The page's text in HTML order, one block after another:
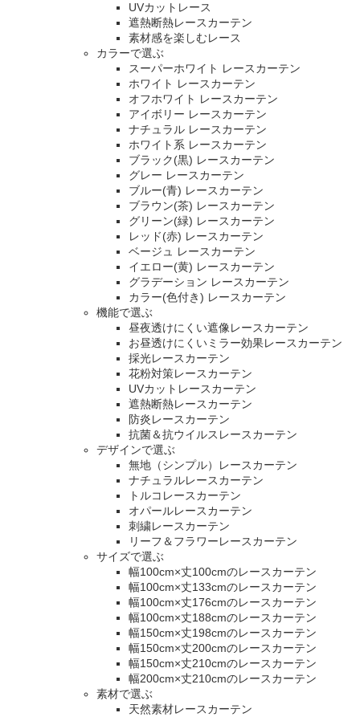
UVカットレース
遮熱断熱レースカーテン
素材感を楽しむレース
カラーで選ぶ
スーパーホワイト レースカーテン
ホワイト レースカーテン
オフホワイト レースカーテン
アイボリー レースカーテン
ナチュラル レースカーテン
ホワイト系 レースカーテン
ブラック(黒) レースカーテン
グレー レースカーテン
ブルー(青) レースカーテン
ブラウン(茶) レースカーテン
グリーン(緑) レースカーテン
レッド(赤) レースカーテン
ベージュ レースカーテン
イエロー(黄) レースカーテン
グラデーション レースカーテン
カラー(色付き) レースカーテン
機能で選ぶ
昼夜透けにくい遮像レースカーテン
お昼透けにくいミラー効果レースカーテン
採光レースカーテン
花粉対策レースカーテン
UVカットレースカーテン
遮熱断熱レースカーテン
防炎レースカーテン
抗菌＆抗ウイルスレースカーテン
デザインで選ぶ
無地（シンプル）レースカーテン
ナチュラルレースカーテン
トルコレースカーテン
オパールレースカーテン
刺繍レースカーテン
リーフ＆フラワーレースカーテン
サイズで選ぶ
幅100cm×丈100cmのレースカーテン
幅100cm×丈133cmのレースカーテン
幅100cm×丈176cmのレースカーテン
幅100cm×丈188cmのレースカーテン
幅150cm×丈198cmのレースカーテン
幅150cm×丈200cmのレースカーテン
幅150cm×丈210cmのレースカーテン
幅200cm×丈210cmのレースカーテン
素材で選ぶ
天然素材レースカーテン